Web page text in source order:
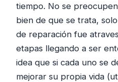
tiempo. No se
bien de que se trata,
de reparación fue
etapas llegando a ser
idea que si cada uno se
mejorar su propia vida